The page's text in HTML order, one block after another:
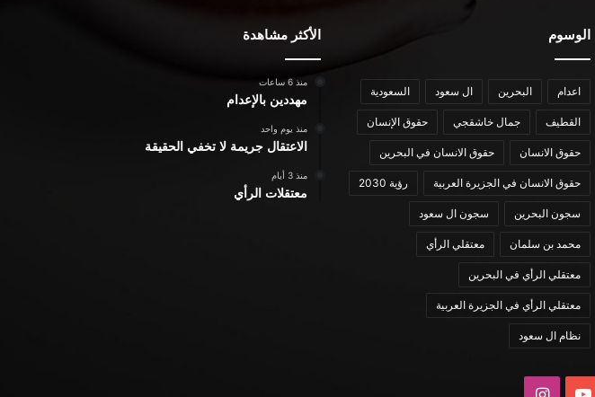
الوسوم
اعدام البحرين ال سعود السعودية
القطيف جمال خاشقجي حقوق الإنسان
حقوق الانسان حقوق الانسان في البحرين
حقوق الانسان في الجزيرة العربية رؤية 2030
سجون البحرين سجون ال سعود
محمد بن سلمان معتقلي الرأي
معتقلي الرأي في البحرين
معتقلي الرأي في الجزيرة العربية
نظام ال سعود
الأكثر مشاهدة
منذ 6 ساعات
مهددين بالإعدام
منذ يوم واحد
الاعتقال جريمة لا تخفي الحقيقة
منذ 3 أيام
معتقلات الرأي
يوتيوبانستقرام